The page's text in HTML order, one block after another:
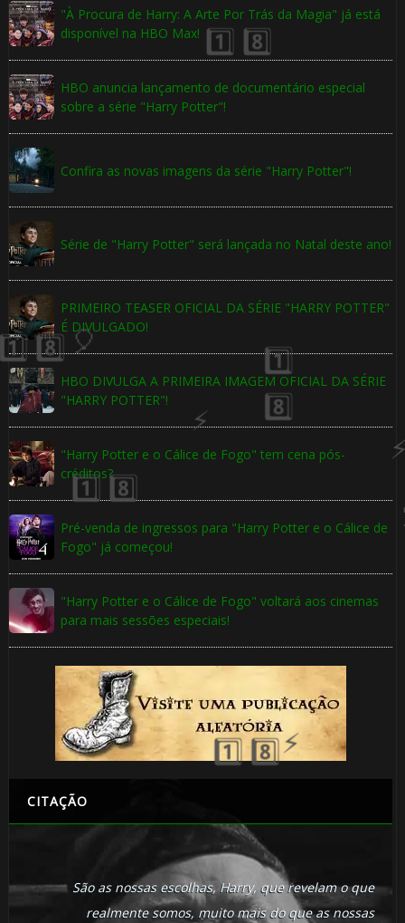
"À Procura de Harry: A Arte Por Trás da Magia" já está
disponível na HBO Max!
HBO anuncia lançamento de documentário especial
sobre a série "Harry Potter"!
Confira as novas imagens da série "Harry Potter"!
Série de "Harry Potter" será lançada no Natal deste ano!
PRIMEIRO TEASER OFICIAL DA SÉRIE "HARRY POTTER"
É DIVULGADO!
HBO DIVULGA A PRIMEIRA IMAGEM OFICIAL DA SÉRIE
"HARRY POTTER"!
"Harry Potter e o Cálice de Fogo" tem cena pós-
créditos?
Pré-venda de ingressos para "Harry Potter e o Cálice de
Fogo" já começou!
"Harry Potter e o Cálice de Fogo" voltará aos cinemas
para mais sessões especiais!
CITAÇÃO
São as nossas escolhas, Harry, que revelam o que
realmente somos, muito mais do que as nossas
1️⃣ 8️⃣
🎂
⚡
🎈
🎂
1️⃣ 8️⃣
⚡